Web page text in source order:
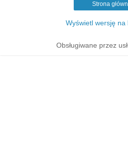
Strona
Wyświetl wersję na
Obsługiwane przez